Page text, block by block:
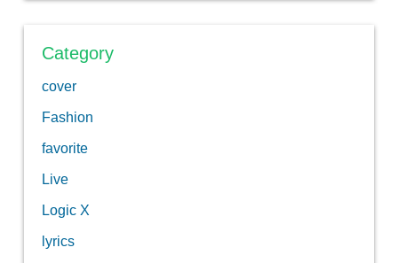
Category
cover
Fashion
favorite
Live
Logic X
lyrics